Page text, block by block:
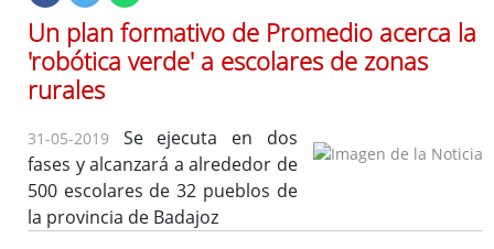
Lista
de
distribución
Un plan formativo de Promedio acerca la
'robótica verde' a escolares de zonas
rurales
31-05-2019 Se ejecuta en dos
fases y alcanzará a alrededor de
500 escolares de 32 pueblos de
la provincia de Badajoz